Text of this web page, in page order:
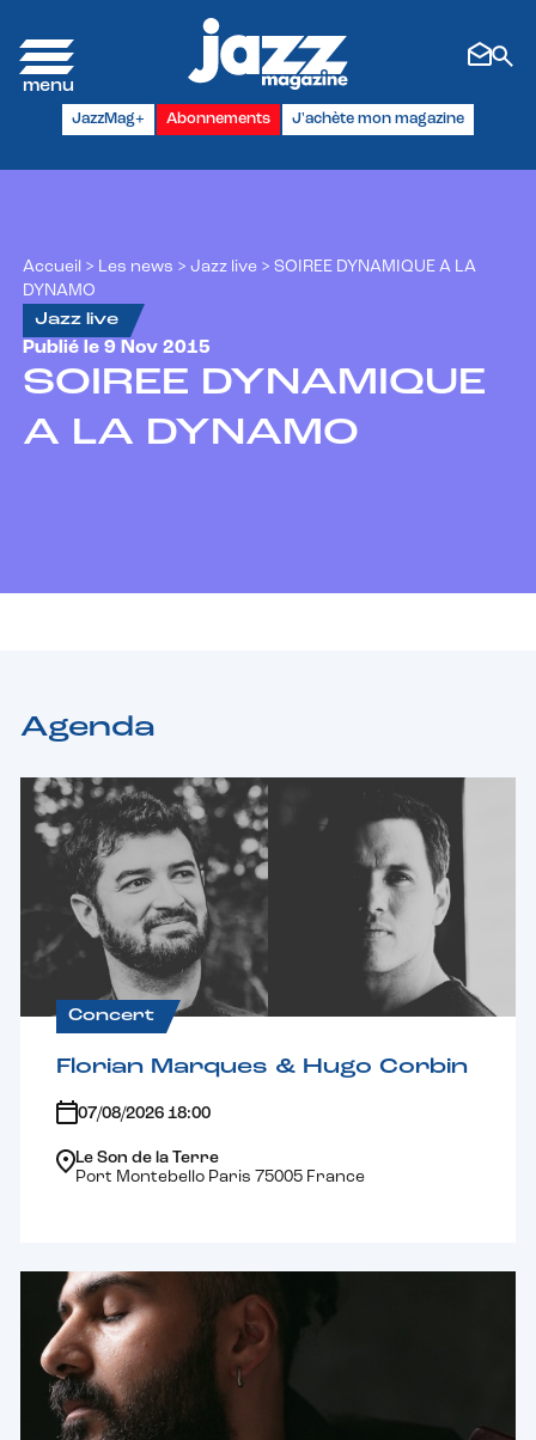
JazzMag+ Abonnements J'achète mon magazine
Accueil > Les news > Jazz live > SOIREE DYNAMIQUE A LA
DYNAMO
Jazz live
Publié le 9 Nov 2015
SOIREE DYNAMIQUE
A LA DYNAMO
Agenda
Concert
Florian Marques & Hugo Corbin
07/08/2026 18:00
Le Son de la Terre
Port Montebello Paris 75005 France